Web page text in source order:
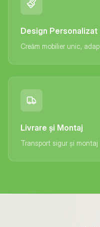
Design Personalizat
Creăm mobilier unic,
Livrare și Montaj
Transport sigur și